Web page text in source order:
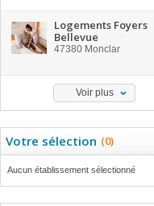
Logements Foyers
Bellevue
47380 Monclar
Voir plus
Votre sélection (0)
Aucun établissement sélectionné